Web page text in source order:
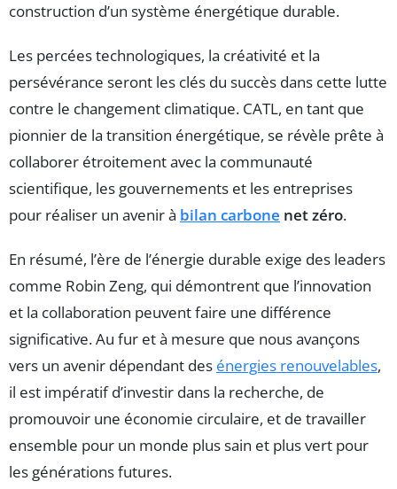
construction d’un système énergétique durable.
Les percées technologiques, la créativité et la
persévérance seront les clés du succès dans cette lutte
contre le changement climatique. CATL, en tant que
pionnier de la transition énergétique, se révèle prête à
collaborer étroitement avec la communauté
scientifique, les gouvernements et les entreprises
pour réaliser un avenir à bilan carbone net zéro.
En résumé, l’ère de l’énergie durable exige des leaders
comme Robin Zeng, qui démontrent que l’innovation
et la collaboration peuvent faire une différence
significative. Au fur et à mesure que nous avançons
vers un avenir dépendant des énergies renouvelables,
il est impératif d’investir dans la recherche, de
promouvoir une économie circulaire, et de travailler
ensemble pour un monde plus sain et plus vert pour
les générations futures.